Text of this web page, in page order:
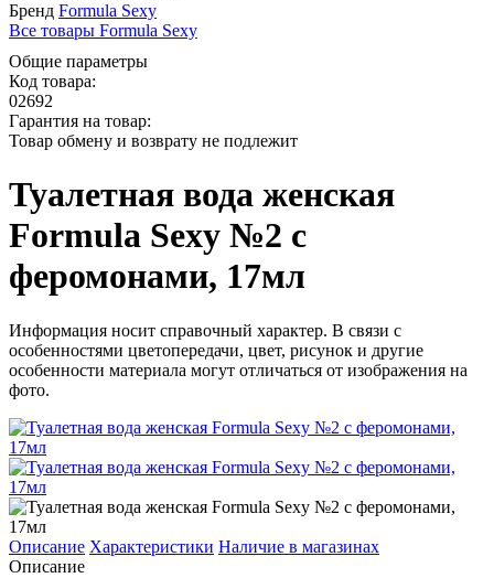
Бренд Formula Sexy
Все товары Formula Sexy
Общие параметры
Код товара:
02692
Гарантия на товар:
Товар обмену и возврату не подлежит
Туалетная вода женская
Formula Sexy №2 с
феромонами, 17мл
Информация носит справочный характер. В связи с
особенностями цветопередачи, цвет, рисунок и другие
особенности материала могут отличаться от изображения на
фото.
Описание Характеристики Наличие в магазинах
Описание